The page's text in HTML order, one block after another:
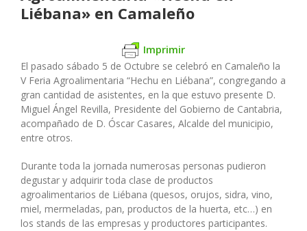
Liébana» en Camaleño
Imprimir
El pasado sábado 5 de Octubre se celebró en Camaleño la
V Feria Agroalimentaria “Hechu en Liébana”, congregando a
gran cantidad de asistentes, en la que estuvo presente D.
Miguel Ángel Revilla, Presidente del Gobierno de Cantabria,
acompañado de D. Óscar Casares, Alcalde del municipio,
entre otros.
Durante toda la jornada numerosas personas pudieron
degustar y adquirir toda clase de productos
agroalimentarios de Liébana (quesos, orujos, sidra, vino,
miel, mermeladas, pan, productos de la huerta, etc…) en
los stands de las empresas y productores participantes.